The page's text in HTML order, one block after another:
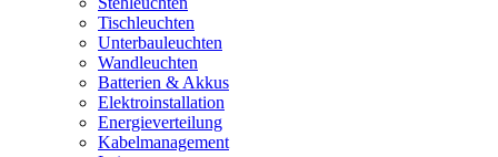
Tischleuchten
Unterbauleuchten
Wandleuchten
Batterien & Akkus
Elektroinstallation
Energieverteilung
Kabelmanagement